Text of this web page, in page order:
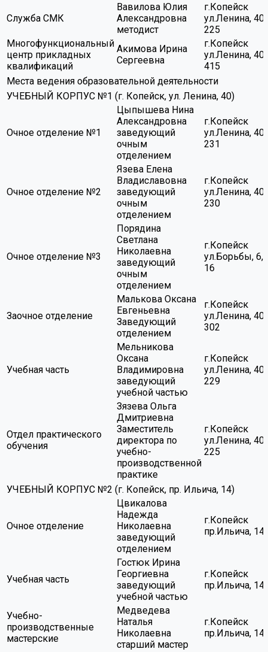
Служба СМК
Вавилова Юлия
Александровна
методист
г.Копейск
ул.Ленина, 40,
225
Многофункциональный
центр прикладных
квалификаций
Акимова Ирина
Сергеевна
г.Копейск
ул.Ленина, 40,
415
Места ведения образовательной деятельности
УЧЕБНЫЙ КОРПУС №1 (г. Копейск, ул. Ленина, 40)
Очное отделение №1
Цыпышева Нина
Александровна
заведующий
очным
отделением
г.Копейск
ул.Ленина, 40,
231
Очное отделение №2
Язева Елена
Владиславовна
заведующий
очным
отделением
г.Копейск
ул.Ленина, 40,
230
Очное отделение №3
Порядина
Светлана
Николаевна
заведующий
очным
отделением
г.Копейск
ул.Борьбы, 6,
16
Заочное отделение
Малькова Оксана
Евгеньевна
Заведующий
отделением
г.Копейск
ул.Ленина, 40,
302
Учебная часть
Мельникова
Оксана
Владимировна
заведующий
учебной частью
г.Копейск
ул.Ленина, 40,
229
Отдел практического
обучения
Зязева Ольга
Дмитриевна
Заместитель
директора по
учебно-
производственной
практике
г.Копейск
ул.Ленина, 40,
225
УЧЕБНЫЙ КОРПУС №2 (г. Копейск, пр. Ильича, 14)
Очное отделение
Цвикалова
Надежда
Николаевна
заведующий
отделением
г.Копейск
пр.Ильича, 14
Учебная часть
Гостюк Ирина
Георгиевна
заведующий
учебной частью
г.Копейск
пр.Ильича, 14
Учебно-
производственные
мастерские
Медведева
Наталья
Николаевна
старший мастер
г.Копейск
пр.Ильича, 14